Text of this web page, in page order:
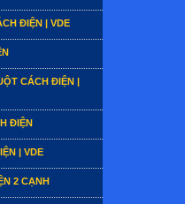
ĐIỆN | VDE
CÁCH ĐIỆN |
ĐIỆN
| VDE
2 CẠNH